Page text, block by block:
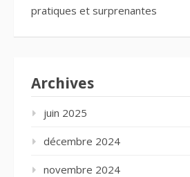
pratiques et surprenantes
Archives
juin 2025
décembre 2024
novembre 2024